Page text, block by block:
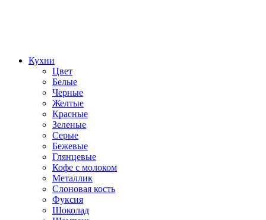
Кухни
Цвет
Белые
Черные
Желтые
Красные
Зеленые
Серые
Бежевые
Глянцевые
Кофе с молоком
Металлик
Слоновая кость
Фуксия
Шоколад